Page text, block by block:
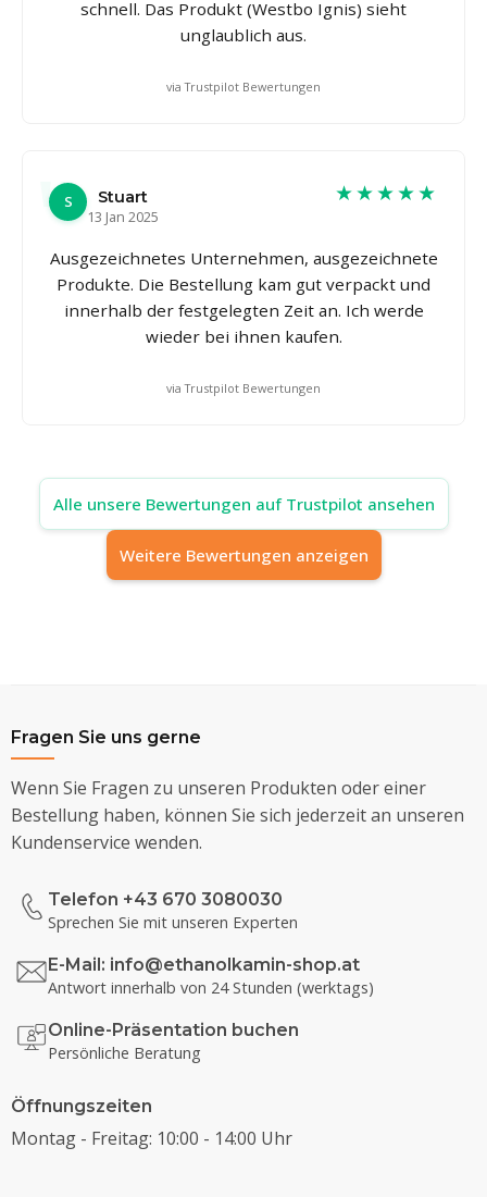
schnell. Das Produkt (Westbo Ignis) sieht
unglaublich aus.
via Trustpilot Bewertungen
S
Stuart
13 Jan 2025
★★★★★
Ausgezeichnetes Unternehmen, ausgezeichnete
Produkte. Die Bestellung kam gut verpackt und
innerhalb der festgelegten Zeit an. Ich werde
wieder bei ihnen kaufen.
via Trustpilot Bewertungen
Alle unsere Bewertungen auf Trustpilot ansehen
Weitere Bewertungen anzeigen
Fragen Sie uns gerne
Wenn Sie Fragen zu unseren Produkten oder einer
Bestellung haben, können Sie sich jederzeit an unseren
Kundenservice wenden.
Telefon +43 670 3080030
Sprechen Sie mit unseren Experten
E-Mail: info@ethanolkamin-shop.at
Antwort innerhalb von 24 Stunden (werktags)
Online-Präsentation buchen
Persönliche Beratung
Öffnungszeiten
Montag - Freitag: 10:00 - 14:00 Uhr